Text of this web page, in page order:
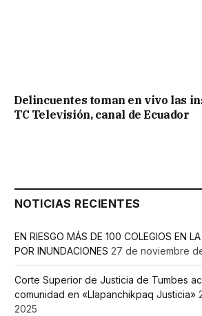
Delincuentes toman en vivo las
TC Televisión, canal de Ecuador
NOTICIAS RECIENTES
EN RIESGO MÁS DE 100 COLEGIOS EN
POR INUNDACIONES 27 de noviembre
Corte Superior de Justicia de Tumbes
comunidad en «Llapanchikpaq Justicia»
2025